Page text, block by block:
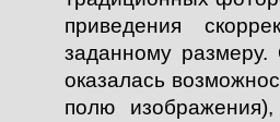
приведения
заданному
оказалась
полю